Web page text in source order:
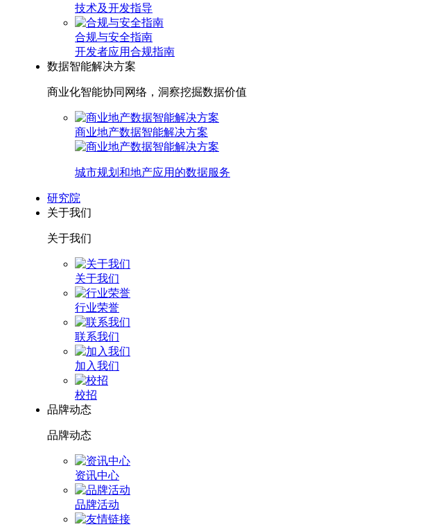
技术及开发指导
合规与安全指南
开发者应用合规指南
数据智能解决方案
商业化智能协同网络，洞察挖掘数据价值
商业地产数据智能解决方案
城市规划和地产应用的数据服务
研究院
关于我们
关于我们
关于我们
行业荣誉
联系我们
加入我们
校招
品牌动态
品牌动态
资讯中心
品牌活动